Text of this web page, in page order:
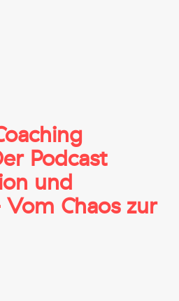
Podcast
und
Chaos zur